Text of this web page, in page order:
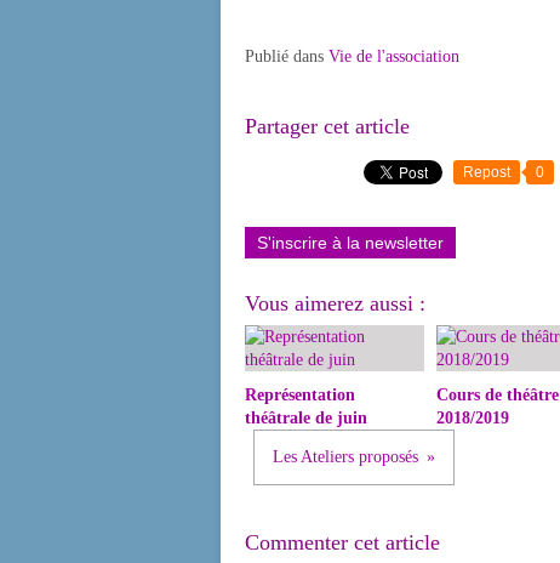
Publié dans Vie de l'association
Partager cet article
Repost 0
S'inscrire à la newsletter
Vous aimerez aussi :
Représentation
théâtrale de juin
Cours de théâtre
2018/2019
Les Ateliers proposés
Commenter cet article